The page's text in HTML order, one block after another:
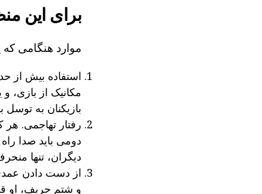
برای این
موارد هنگامی
استفاده بیش از
مکانیک از بازی،
بازیکنان به
رفتار تهاجمی.
دومی باید صدا
دیگران، تنها
از دست دادن
و شتم حریف، او